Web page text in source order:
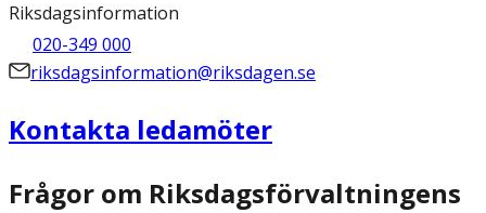
Riksdagsinformation
020-349 000
riksdagsinformation@riksdagen.se
Kontakta ledamöter
Frågor om Riksdagsförvaltningens